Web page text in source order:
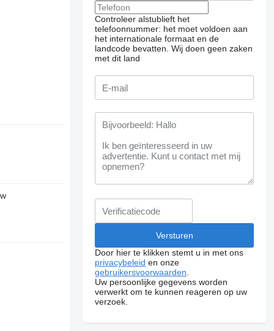
Controleer alstublieft het
telefoonnummer: het moet voldoen aan
het internationale formaat en de
landcode bevatten. Wij doen geen zaken
met dit land
Door hier te klikken stemt u in met ons
privacybeleid en onze
gebruikersvoorwaarden
Uw persoonlijke gegevens worden
verwerkt om te kunnen reageren op uw
verzoek.